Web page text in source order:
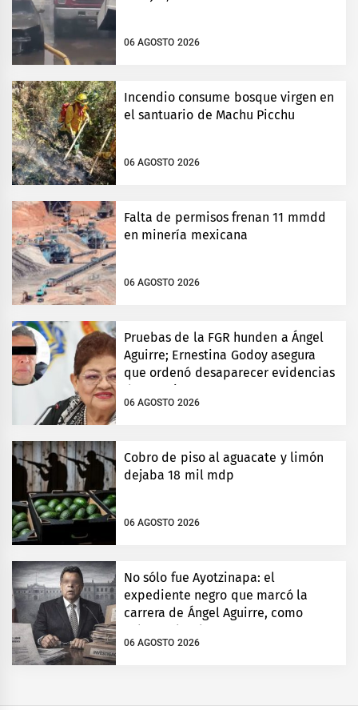
06 AGOSTO 2026
Incendio consume bosque virgen en
el santuario de Machu Picchu
06 AGOSTO 2026
Falta de permisos frenan 11 mmdd
en minería mexicana
06 AGOSTO 2026
Pruebas de la FGR hunden a Ángel
Aguirre; Ernestina Godoy asegura
que ordenó desaparecer evidencias
de Ayotzinapa
06 AGOSTO 2026
Cobro de piso al aguacate y limón
dejaba 18 mil mdp
06 AGOSTO 2026
No sólo fue Ayotzinapa: el
expediente negro que marcó la
carrera de Ángel Aguirre, como
gobernador de Guerrero
06 AGOSTO 2026